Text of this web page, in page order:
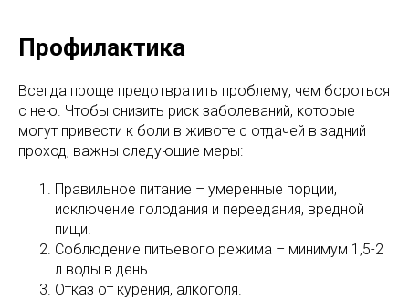
Профилактика
Всегда проще предотвратить проблему, чем бороться
с нею. Чтобы снизить риск заболеваний, которые
могут привести к боли в животе с отдачей в задний
проход, важны следующие меры:
Правильное питание – умеренные порции,
исключение голодания и переедания, вредной
пищи.
Соблюдение питьевого режима – минимум 1,5-2
л воды в день.
Отказ от курения, алкоголя.